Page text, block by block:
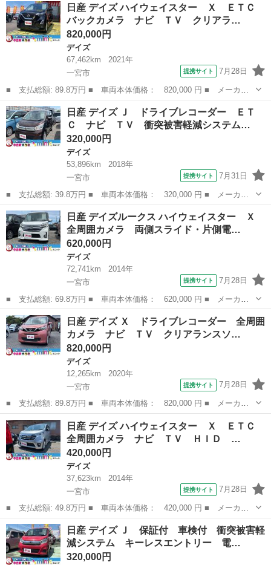
ＴＣ バックカメラ 両側スライドドア ナビ ＴＶ 衝突被害軽減
システム キ...
日産 デイズ ハイウェイスター Ｘ ＥＴＣ
バックカメラ ナビ ＴＶ クリアラ…
820,000円
デイズ
67,462km
2021年
一宮市
提携サイト 7月28日
■ 支払総額: 89.8万円 ■ 車両本体価格： 820,000 円 ■ メーカー
名： 日産 ■ 車種名： デイズ ■ グレード名： ハイウェイスタ
ー Ｘ ＥＴＣ バックカメラ ナビ ＴＶ クリアランスソナー
衝突被害軽減...
愛知 一宮市 デイズ
日産 デイズ Ｊ ドライブレコーダー ＥＴ
Ｃ ナビ ＴＶ 衝突被害軽減システム…
320,000円
デイズ
53,896km
2018年
一宮市
提携サイト 7月31日
■ 支払総額: 39.8万円 ■ 車両本体価格： 320,000 円 ■ メーカー
名： 日産 ■ 車種名： デイズ ■ グレード名： Ｊ ドライブレ
コーダー ＥＴＣ ナビ ＴＶ 衝突被害軽減システム キーレスエ
ントリー 電...
愛知 一宮市 デイズ
日産 デイズルークス ハイウェイスター Ｘ
全周囲カメラ 両側スライド・片側電…
620,000円
デイズ
72,741km
2014年
一宮市
提携サイト 7月28日
■ 支払総額: 69.8万円 ■ 車両本体価格： 620,000 円 ■ メーカー
名： 日産 ■ 車種名： デイズルークス ■ グレード名： ハイウ
ェイスター Ｘ 全周囲カメラ 両側スライド・片側電動 ナビ Ｔ
Ｖ ＨＩＤ ...
愛知 一宮市 デイズ
日産 デイズ Ｘ ドライブレコーダー 全周囲
カメラ ナビ ＴＶ クリアランスソ…
820,000円
デイズ
12,265km
2020年
一宮市
提携サイト 7月28日
■ 支払総額: 89.8万円 ■ 車両本体価格： 820,000 円 ■ メーカー
名： 日産 ■ 車種名： デイズ ■ グレード名： Ｘ ドライブレ
コーダー 全周囲カメラ ナビ ＴＶ クリアランスソナー 衝突被
害軽減システ...
愛知 一宮市 デイズ
日産 デイズ ハイウェイスター Ｘ ＥＴＣ
全周囲カメラ ナビ ＴＶ ＨＩＤ …
420,000円
デイズ
37,623km
2014年
一宮市
提携サイト 7月28日
■ 支払総額: 49.8万円 ■ 車両本体価格： 420,000 円 ■ メーカー
名： 日産 ■ 車種名： デイズ ■ グレード名： ハイウェイスタ
ー Ｘ ＥＴＣ 全周囲カメラ ナビ ＴＶ ＨＩＤ スマートキ
ー アイドリン...
愛知 一宮市 デイズ
日産 デイズ Ｊ 保証付 車検付 衝突被害軽
減システム キーレスエントリー 電…
320,000円